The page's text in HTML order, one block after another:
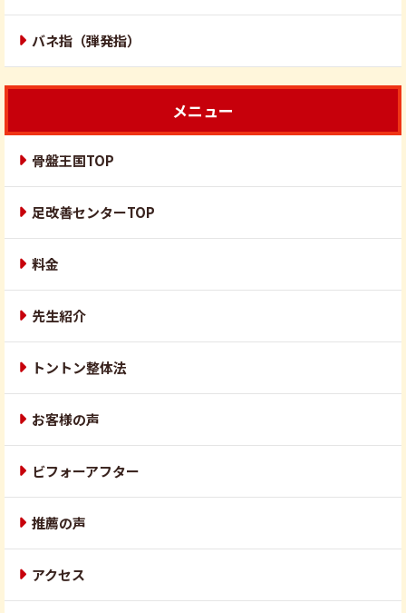
バネ指（弾発指）
メニュー
骨盤王国TOP
足改善センターTOP
料金
先生紹介
トントン整体法
お客様の声
ビフォーアフター
推薦の声
アクセス